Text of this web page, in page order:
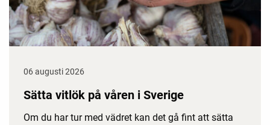
06 augusti 2026
Sätta vitlök på våren i Sverige
Om du har tur med vädret kan det gå fint att sätta